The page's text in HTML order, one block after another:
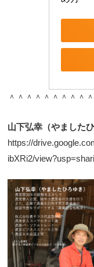
＾＾＾＾＾＾＾＾＾
山下弘幸（やました
https://
ibXRi2/